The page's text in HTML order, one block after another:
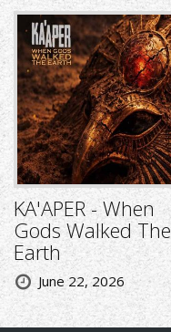
KA'APER - When
Gods Walked The
Earth
June 22, 2026